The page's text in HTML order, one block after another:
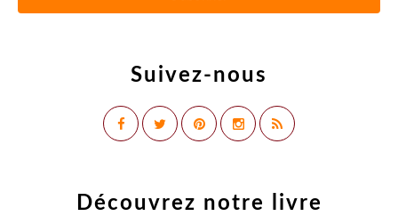
Suivez-nous
Découvrez notre livre